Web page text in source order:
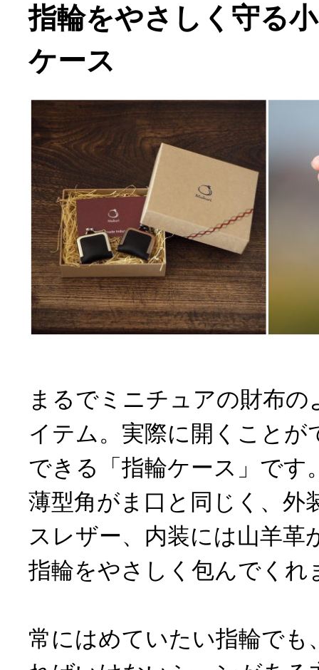
指輪をやさしく守る
ケース
まるでミニチュアの財布
イテム。実際に開くことが
できる「指輪ケース」です
薄型角がま口と同じく、外
スレザー、内装には山羊革
指輪をやさしく包んでくれ
常にはめていたい指輪でも